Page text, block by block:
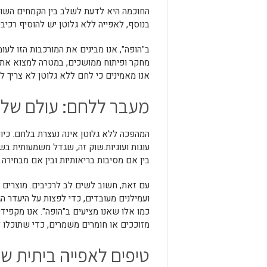
החוכמה היא לדעת לשלב בין הקמחים
בנוסף, לאפייה ללא גלוטן יש להוסיף
ב"הופה", אנו מבינים את המורכבות הזו
מחקר ופיתוח ממושכים, במטרה למצוא את
אנו מאמינים כי לחם ללא גלוטן לא צריך
מעבר ללחם: עולם
המהפכה ללא גלוטן אינה נעצרת בלחם.
עוגות ועוגיות.שוק זה, שגדל משמעותית
בין אם מסיבות בריאותיות ובין אם מבחירה.
עם זאת, חשוב לשים לב לרכיבים. מוצרים
ועמילנים מעובדים, כדי לפצות על
כמו אלו שאנו מציעים ב"הופה". אנו
מזוככים או חומרים משמרים, כדי
טיפים לאפייה ביתית